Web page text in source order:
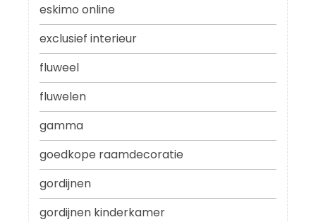
eskimo online
exclusief interieur
fluweel
fluwelen
gamma
goedkope raamdecoratie
gordijnen
gordijnen kinderkamer